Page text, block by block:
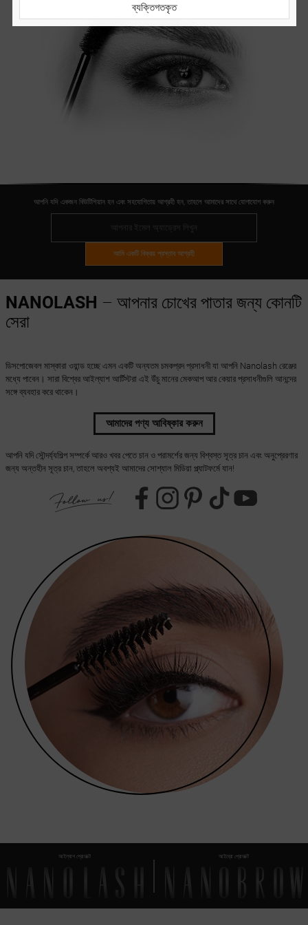
আপনি যদি একজন বিউটিশিয়ান হন এবং সহযোগিতায় আগ্রহী হন, তাহলে আমাদের সাথে যোগাযোগ করুন
আমি একটি বিক্রয় প্রস্তাব আগ্রহী
NANOLASH – আপনার চোখের পাতার জন্য কোনটি
সেরা
ডিসপোজেবল মাস্কারা ওয়ান্ড হচ্ছে এমন একটি অন্যতম চমকপ্রদ প্রসাধনী যা আপনি Nanolash রেঞ্জের
মধ্যে পাবেন। সারা বিশ্বের আইল্যাশ আর্টিস্টরা এই উঁচু মানের মেকআপ আর কেয়ার প্রসাধনীগুলি আনন্দের
সঙ্গে ব্যবহার করে থাকেন।
আমাদের পণ্য আবিষ্কার করুন
আপনি যদি সৌন্দর্য্যশিল্প সম্পর্কে আরও খবর পেতে চান ও পরামর্শের জন্য বিশ্বস্ত সূত্র চান এবং অনুপ্রেরণার
জন্য অন্তহীন সূত্র চান, তাহলে অবশ্যই আমাদের সোশ্যাল মিডিয়া প্ল্যাটফর্মে যান!
আইল্যাশ প্রোডাক্ট আইব্রো প্রোডাক্ট
ব্যক্তিগতকৃত